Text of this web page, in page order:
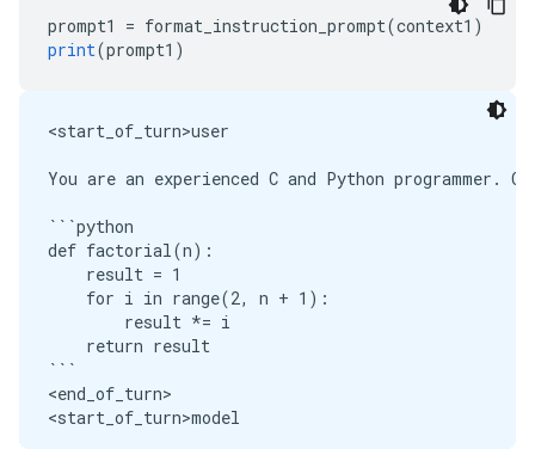
prompt1 = format_instruction_prompt(context1 )
print(prompt1 )
<start_of_turn>user
You are an experienced C and Python programmer.
```python
def factorial(n):
    result = 1
    for i in range(2, n + 1):
        result *= i
    return result
```
<end_of_turn>